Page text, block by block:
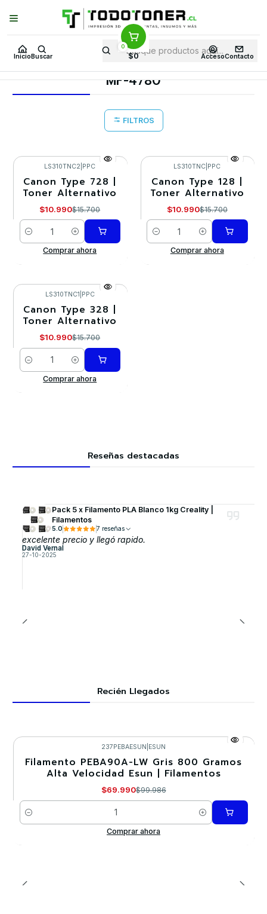
Inicio Buscar
0
$0 AccesoContacto
Puedes Elegir: Comprar enTienda· Despachoa Todo Chile · Retiro en
Tienda en24 Horas
Inicio Toner y tambor Toner Alternativo CANON
Equipos CANON
MF-4780
FILTROS
-30%
LS310TNC2 PPC
Canon Type 728 |
Toner Alternativo
$10.990$15.700
Cantidad
Comprar ahora
-30%
LS310TNC PPC
Canon Type 128 |
Toner Alternativo
$10.990$15.700
Cantidad
Comprar ahora
-30%
LS310TNC1 PPC
Canon Type 328 |
Toner Alternativo
$10.990$15.700
Cantidad
Comprar ahora
Reseñas destacadas
Pack 5 x Filamento PLA Blanco 1kg Creality |
Filamentos
5.0 7 reseñas
excelente precio y llegó rapido.
David Vernal
27-10-2025
Recién Llegados
-30%
237PEBAESUN ESUN
Filamento PEBA90A-LW Gris 800 Gramos
Alta Velocidad Esun | Filamentos
$69.990$99.986
Cantidad
Comprar ahora